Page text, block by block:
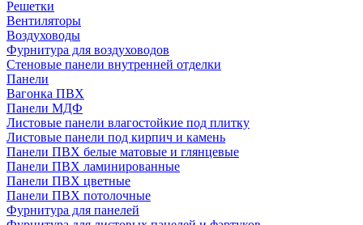
Решетки
Вентиляторы
Воздуховоды
Фурнитура для воздуховодов
Стеновые панели внутренней отделки
Панели
Вагонка ПВХ
Панели МДФ
Листовые панели влагостойкие под плитку
Листовые панели под кирпич и камень
Панели ПВХ белые матовые и глянцевые
Панели ПВХ ламинированные
Панели ПВХ цветные
Панели ПВХ потолочные
Фурнитура для панелей